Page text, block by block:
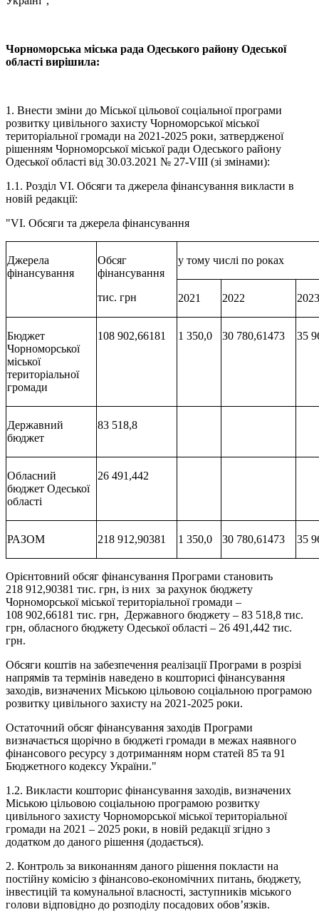
Чорноморська міська рада Одеського району Одеської
області вирішила:
1. Внести зміни до Міської цільової соціальної програми
розвитку цивільного захисту Чорноморської міської
територіальної громади на 2021-2025 роки, затвердженої
рішенням Чорноморської міської ради Одеського району
Одеської області від 30.03.2021 № 27-VIII (зі змінами):
1.1. Розділ VI. Обсяги та джерела фінансування викласти в
новій редакції:
"VI. Обсяги та джерела фінансування
Джерела
фінансування
Обсяг
фінансування
тис. грн
у тому числі по роках
2021 2022 2023
Бюджет
Чорноморської
міської
територіальної
громади
108 902,66181 1 350,0 30 780,61473 35
Державний
бюджет
83 518,8
Обласний
бюджет Одеської
області
26 491,442
РАЗОМ 218 912,90381 1 350,0 30 780,61473 35
Орієнтовний обсяг фінансування Програми становить
218 912,90381 тис. грн, із них за рахунок бюджету
Чорноморської міської територіальної громади –
108 902,66181 тис. грн, Державного бюджету – 83 518,8 тис.
грн, обласного бюджету Одеської області – 26 491,442 тис.
грн.
Обсяги коштів на забезпечення реалізації Програми в розрізі
напрямів та термінів наведено в кошторисі фінансування
заходів, визначених Міською цільовою соціальною програмою
розвитку цивільного захисту на 2021-2025 роки.
Остаточний обсяг фінансування заходів Програми
визначається щорічно в бюджеті громади в межах наявного
фінансового ресурсу з дотриманням норм статей 85 та 91
Бюджетного кодексу України."
1.2. Викласти кошторис фінансування заходів, визначених
Міською цільовою соціальною програмою розвитку
цивільного захисту Чорноморської міської територіальної
громади на 2021 – 2025 роки, в новій редакції згідно з
додатком до даного рішення (додається).
2. Контроль за виконанням даного рішення покласти на
постійну комісію з фінансово-економічних питань, бюджету,
інвестицій та комунальної власності, заступників міського
голови відповідно до розподілу посадових обов’язків.